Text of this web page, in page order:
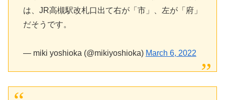
は、JR高槻駅改札口出て右が「市」、左が「府」
だそうです。
— miki yoshioka (@mikiyoshioka) March 6, 2022